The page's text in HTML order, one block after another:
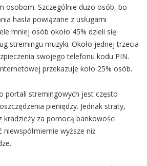
osobom. Szczególnie dużo osób, bo
hasła powiązane z usługami
mniej osób około 45% dzieli się
stremingu muzyki. Około jednej trzecia
swojego telefonu kodu PIN.
przekazuje koło 25% osób.
portali stremingowych jest często
pieniędzy. Jednak straty,
kradzieży za pomocą bankowości
wyższe niż